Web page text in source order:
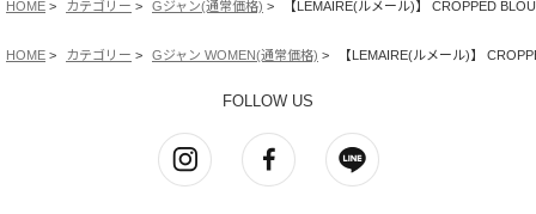
HOME カテゴリー Gジャン(通常価格) 【LEMAIRE(ルメール)】 CROPPED
HOME カテゴリー Gジャン WOMEN(通常価格) 【LEMAIRE(ルメール)】
FOLLOW US